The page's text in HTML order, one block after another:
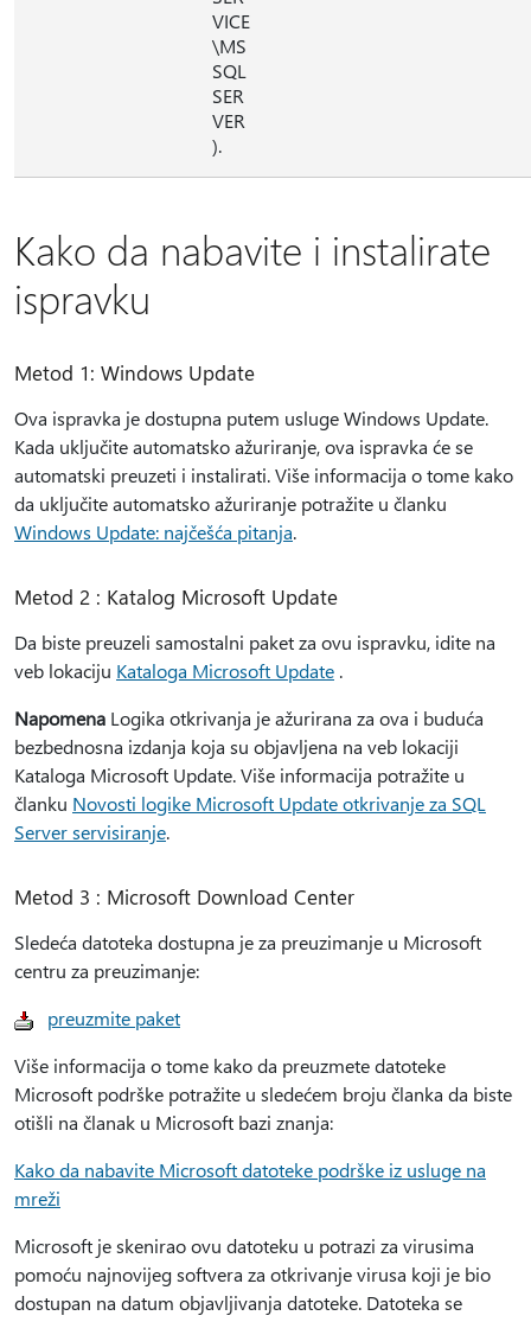
VICE
\MS
SQL
SER
VER
).
Kako da nabavite i instalirate
ispravku
Metod 1: Windows Update
Ova ispravka je dostupna putem usluge Windows Update.
Kada uključite automatsko ažuriranje, ova ispravka će se
automatski preuzeti i instalirati. Više informacija o tome kako
da uključite automatsko ažuriranje potražite u članku
Windows Update: najčešća pitanja.
Metod 2 : Katalog Microsoft Update
Da biste preuzeli samostalni paket za ovu ispravku, idite na
veb lokaciju Kataloga Microsoft Update .
Napomena Logika otkrivanja je ažurirana za ova i buduća
bezbednosna izdanja koja su objavljena na veb lokaciji
Kataloga Microsoft Update. Više informacija potražite u
članku Novosti logike Microsoft Update otkrivanje za SQL
Server servisiranje.
Metod 3 : Microsoft Download Center
Sledeća datoteka dostupna je za preuzimanje u Microsoft
centru za preuzimanje:
preuzmite paket
Više informacija o tome kako da preuzmete datoteke
Microsoft podrške potražite u sledećem broju članka da biste
otišli na članak u Microsoft bazi znanja:
Kako da nabavite Microsoft datoteke podrške iz usluge na
mreži
Microsoft je skenirao ovu datoteku u potrazi za virusima
pomoću najnovijeg softvera za otkrivanje virusa koji je bio
dostupan na datum objavljivanja datoteke. Datoteka se